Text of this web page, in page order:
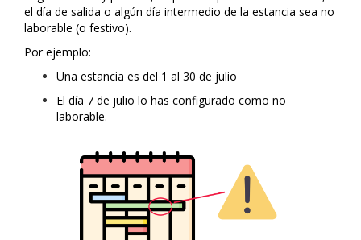
el día de salida o algún día intermedio de la estancia sea no
laborable (o festivo).
Por ejemplo:
Una estancia es del 1 al 30 de julio
El día 7 de julio lo has configurado como no
laborable.